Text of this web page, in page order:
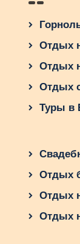
Отдых
Отдых
Отдых
Туры в
Отдых
Отдых
Отдых